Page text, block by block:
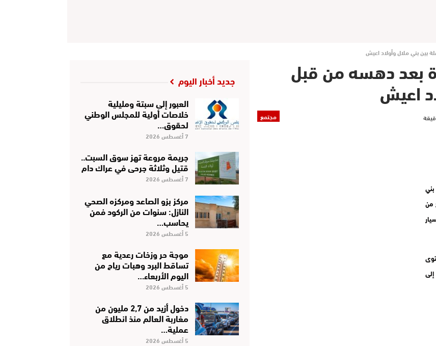
بين بني ملال وأولاد اعيش
بعد دهسه من قبل
اعيش
مجتمع
من
جديد أخبار اليوم
العبور إلى سبتة ومليلية
خلاصات أولية للمجلس الوطني
لحقوق…
7 أغسطس 2026
جريمة مروعة تهز سوق السبت..
قتيل وثلاثة جرحى في عراك دام
7 أغسطس 2026
مركز بزو الصاعد ومركزه الصحي
النازل: سنوات من الركود فمن
يحاسب…
5 أغسطس 2026
موجة حر وزخات رعدية مع
تساقط البرد وهبات رياح من
اليوم الأربعاء…
5 أغسطس 2026
دخول أزيد من 2,7 مليون من
مغاربة العالم منذ انطلاق
عملية…
5 أغسطس 2026